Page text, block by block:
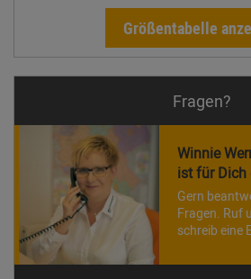
Größentabelle
Fragen?
Winnie
ist für Dich
Gern
Fragen. Ruf
schreib eine